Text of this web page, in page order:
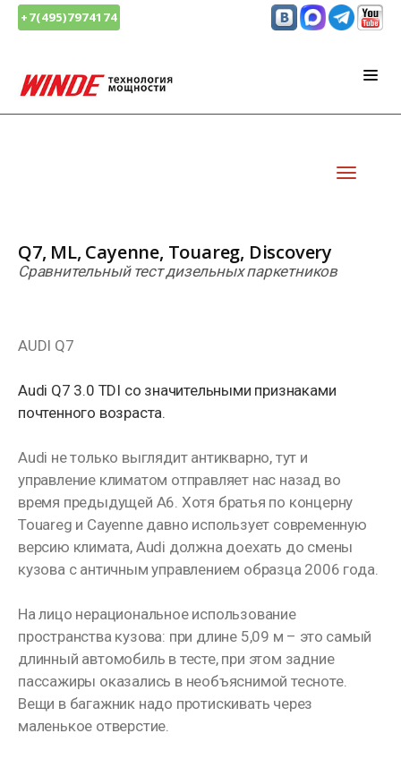
+7(495)7974174
Q7, ML, Cayenne, Touareg, Discovery
Сравнительный тест дизельных паркетников
AUDI Q7
Audi Q7 3.0 TDI со значительными признаками
почтенного возраста.
Audi не только выглядит антикварно, тут и
управление климатом отправляет нас назад во
время предыдущей A6. Хотя братья по концерну
Touareg и Cayenne давно использует современную
версию климата, Audi должна доехать до смены
кузова с античным управлением образца 2006 года.
На лицо нерациональное использование
пространства кузова: при длине 5,09 м – это самый
длинный автомобиль в тесте, при этом задние
пассажиры оказались в необъяснимой тесноте.
Вещи в багажник надо протискивать через
маленькое отверстие.